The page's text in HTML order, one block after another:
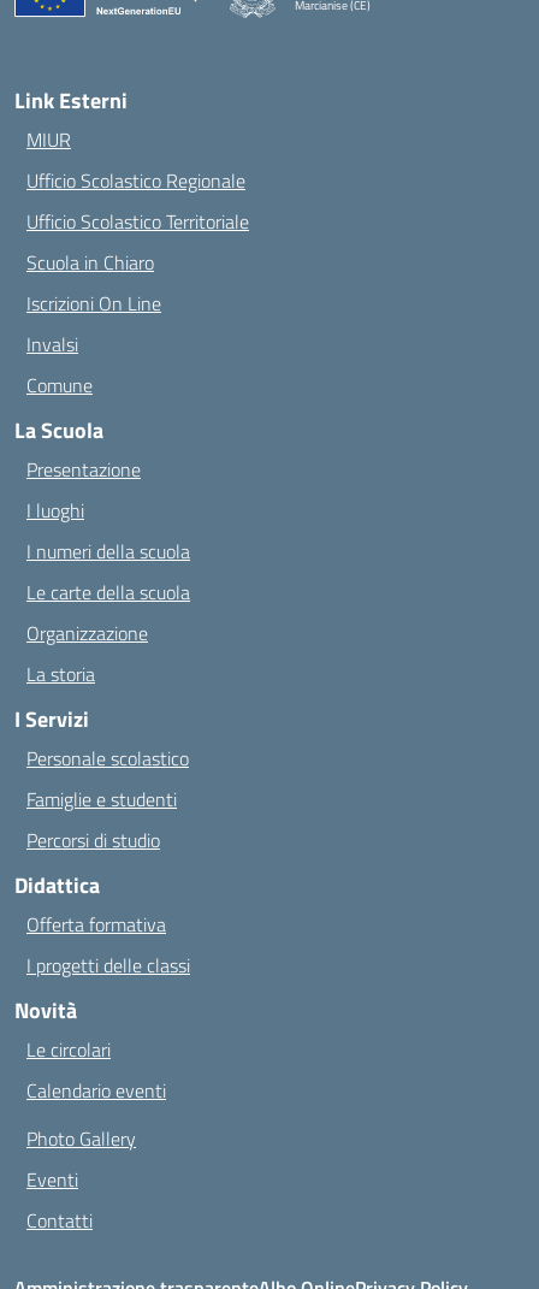
Marcianise (CE)
Link Esterni
MIUR
Ufficio Scolastico Regionale
Ufficio Scolastico Territoriale
Scuola in Chiaro
Iscrizioni On Line
Invalsi
Comune
La Scuola
Presentazione
I luoghi
I numeri della scuola
Le carte della scuola
Organizzazione
La storia
I Servizi
Personale scolastico
Famiglie e studenti
Percorsi di studio
Didattica
Offerta formativa
I progetti delle classi
Novità
Le circolari
Calendario eventi
Photo Gallery
Eventi
Contatti